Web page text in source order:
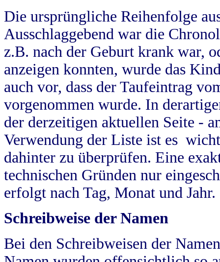
Die ursprüngliche Reihenfolge
Ausschlaggebend war die
z.B. nach der Geburt krank war,
anzeigen konnten, wurde das
auch vor, dass der Taufeintrag
vorgenommen wurde. In
der derzeitigen aktuellen Seite -
Verwendung der Liste ist es
dahinter zu überprüfen. Eine
technischen Gründen nur
erfolgt nach Tag, Monat und Jahr.
Schreibweise der Namen
Bei den Schreibweisen der